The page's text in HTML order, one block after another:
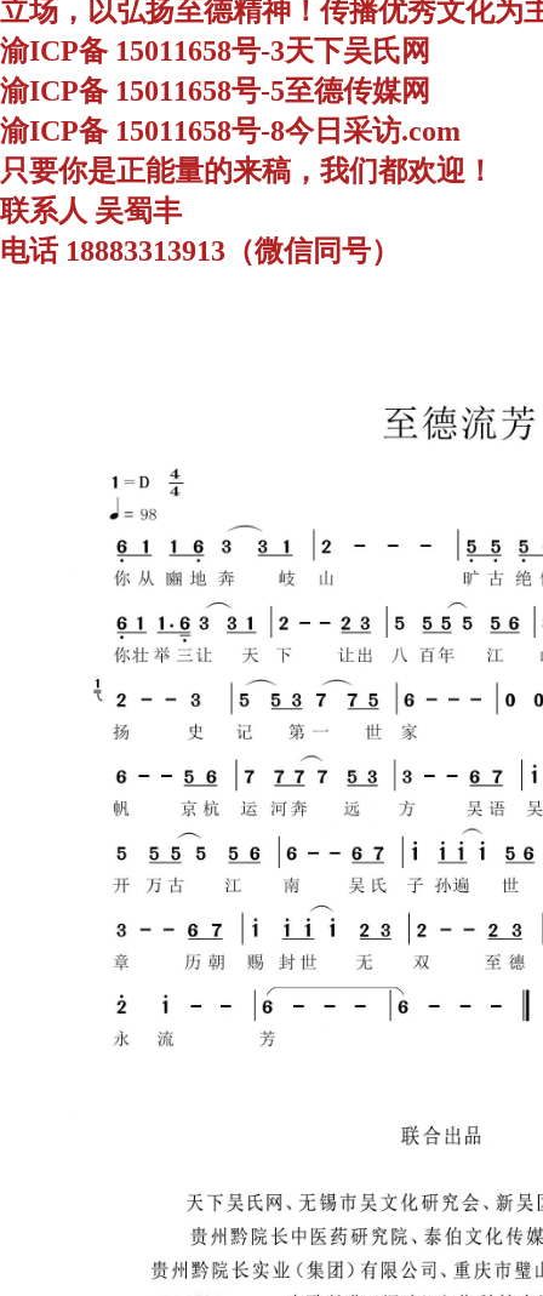
立场，以弘扬至德精神！传播优秀文化为
渝ICP备 15011658号-3天下吴氏网
渝ICP备 15011658号-5至德传媒网
渝ICP备 15011658号-8今日采访.com
只要你是正能量的来稿，我们都欢迎！
联系人 吴蜀丰
电话 18883313913（微信同号）